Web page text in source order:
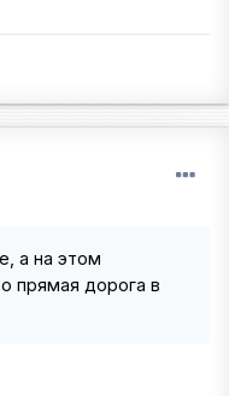
а на этом
прямая дорога в